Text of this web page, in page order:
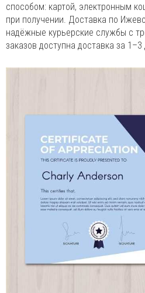
способом: картой, электронным
при получении. Доставка по
надёжные курьерские службы с
заказов доступна доставка за 1–3